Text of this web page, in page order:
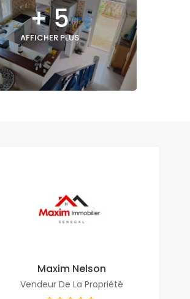
+ 5
AFFICHER PLUS
Maxim Nelson
Vendeur De La Propriété